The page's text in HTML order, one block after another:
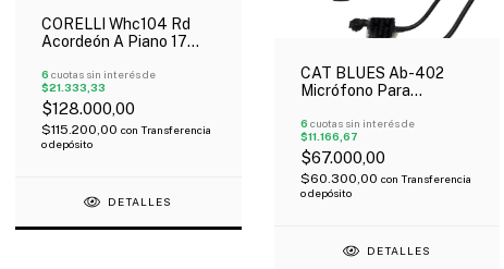
CORELLI Whc104 Rd
Acordeón A Piano 17
Correa Roja
6 cuotas sin interés de
$21.333,33
$128.000,00
$115.200,00 con Transferencia
o depósito
DETALLES
CAT BLUES Ab-402
Micrófono Para
6 cuotas sin interés de
$11.166,67
$67.000,00
$60.300,00 con Transferencia
o depósito
DETALLES